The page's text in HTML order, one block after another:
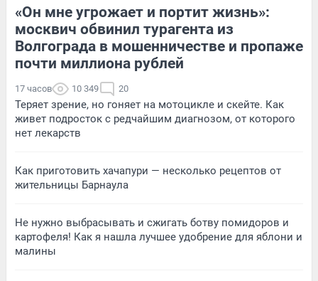
«Он мне угрожает и портит жизнь»:
москвич обвинил турагента из
Волгограда в мошенничестве и пропаже
почти миллиона рублей
17 часов 10 349 20
Теряет зрение, но гоняет на мотоцикле и скейте. Как
живет подросток с редчайшим диагнозом, от которого
нет лекарств
Как приготовить хачапури — несколько рецептов от
жительницы Барнаула
Не нужно выбрасывать и сжигать ботву помидоров и
картофеля! Как я нашла лучшее удобрение для яблони и
малины